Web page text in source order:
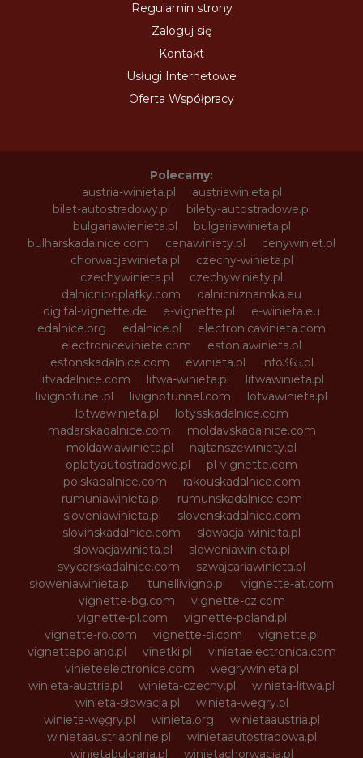
Regulamin strony
Zaloguj się
Kontakt
Usługi Internetowe
Oferta Współpracy
Polecamy:
austria-winieta.pl
austriawinieta.pl
bilet-autostradowy.pl
bilety-autostradowe.pl
bulgariawienieta.pl
bulgariawinieta.pl
bulharskadalnice.com
cenawiniety.pl
cenywiniet.pl
chorwacjawinieta.pl
czechy-winieta.pl
czechywinieta.pl
czechywiniety.pl
dalnicnipoplatky.com
dalnicniznamka.eu
digital-vignette.de
e-vignette.pl
e-winieta.eu
edalnice.org
edalnice.pl
electronicavinieta.com
electroniceviniete.com
estoniawinieta.pl
estonskadalnice.com
ewinieta.pl
info365.pl
litvadalnice.com
litwa-winieta.pl
litwawinieta.pl
livignotunel.pl
livignotunnel.com
lotvawinieta.pl
lotwawinieta.pl
lotysskadalnice.com
madarskadalnice.com
moldavskadalnice.com
moldawiawinieta.pl
najtanszewiniety.pl
oplatyautostradowe.pl
pl-vignette.com
polskadalnice.com
rakouskadalnice.com
rumuniawinieta.pl
rumunskadalnice.com
sloveniawinieta.pl
slovenskadalnice.com
slovinskadalnice.com
slowacja-winieta.pl
slowacjawinieta.pl
sloweniawinieta.pl
svycarskadalnice.com
szwajcariawinieta.pl
słoweniawinieta.pl
tunellivigno.pl
vignette-at.com
vignette-bg.com
vignette-cz.com
vignette-pl.com
vignette-poland.pl
vignette-ro.com
vignette-si.com
vignette.pl
vignettepoland.pl
vinetki.pl
vinietaelectronica.com
vinieteelectronice.com
wegrywinieta.pl
winieta-austria.pl
winieta-czechy.pl
winieta-litwa.pl
winieta-słowacja.pl
winieta-wegry.pl
winieta-węgry.pl
winieta.org
winietaaustria.pl
winietaaustriaonline.pl
winietaautostradowa.pl
winietabulgaria.pl
winietachorwacja.pl